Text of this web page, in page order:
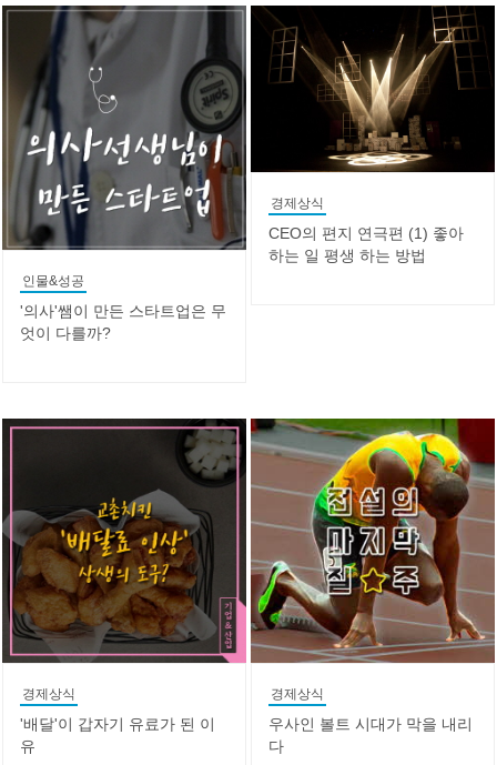
인물&성공
'의사'쌤이 만든 스타트업은 무
엇이 다를까?
경제상식
CEO의 편지 연극편 (1) 좋아
하는 일 평생 하는 방법
경제상식
'배달'이 갑자기 유료가 된 이
유
경제상식
우사인 볼트 시대가 막을 내리
다